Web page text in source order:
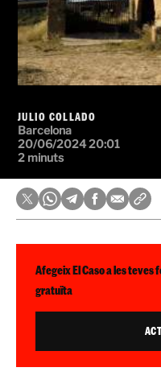
JULIO COLLADO
Barcelona
20/06/2024 20:01
2 minuts
Afegeix El Caso a les teves
gratuïta